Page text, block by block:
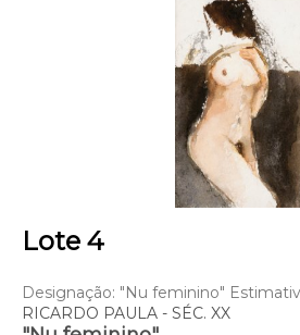
Lote 4
Designação: "Nu feminino"
RICARDO PAULA - SÉC. XX